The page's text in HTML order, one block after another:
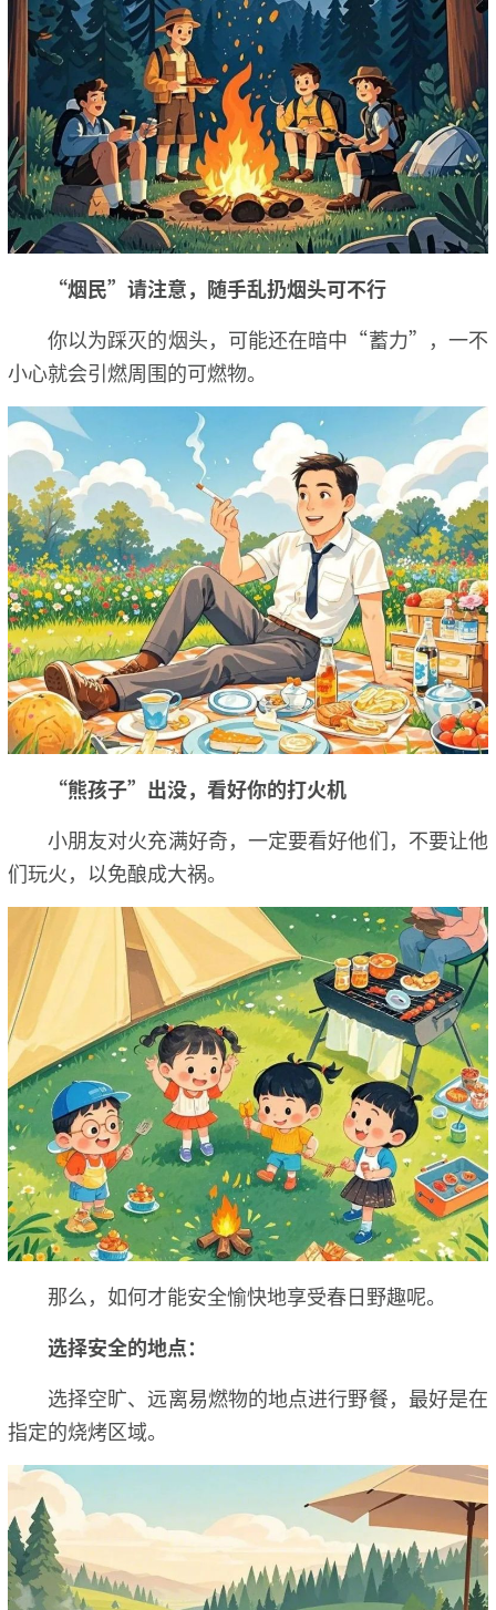
“烟民”请注意，随手乱扔烟头可不行
你以为踩灭的烟头，可能还在暗中“蓄力”，一不
小心就会引燃周围的可燃物。
“熊孩子”出没，看好你的打火机
小朋友对火充满好奇，一定要看好他们，不要让他
们玩火，以免酿成大祸。
那么，如何才能安全愉快地享受春日野趣呢。
选择安全的地点：
选择空旷、远离易燃物的地点进行野餐，最好是在
指定的烧烤区域。